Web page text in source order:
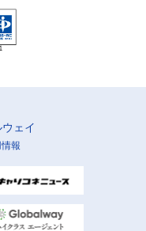
ェイ
報